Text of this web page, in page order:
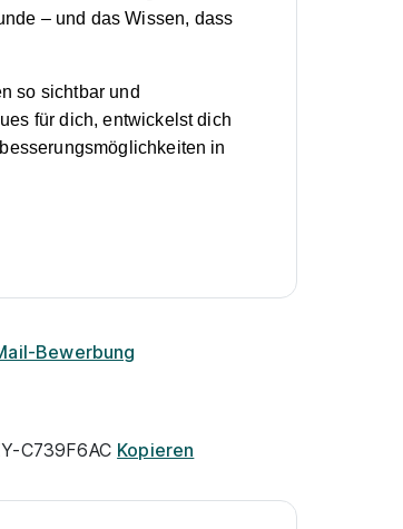
– und das Wissen, dass
so sichtbar und
für dich, entwickelst dich
in
Bewerbung
C739F6AC Kopieren